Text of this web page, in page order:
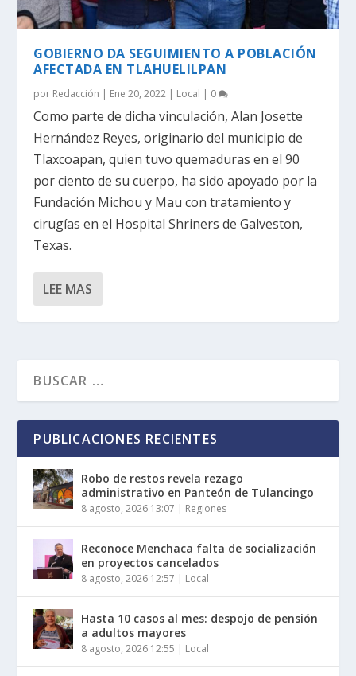
GOBIERNO DA SEGUIMIENTO A POBLACIÓN
AFECTADA EN TLAHUELILPAN
por Redacción | Ene 20, 2022 | Local | 0
Como parte de dicha vinculación, Alan Josette
Hernández Reyes, originario del municipio de
Tlaxcoapan, quien tuvo quemaduras en el 90
por ciento de su cuerpo, ha sido apoyado por la
Fundación Michou y Mau con tratamiento y
cirugías en el Hospital Shriners de Galveston,
Texas.
LEE MAS
PUBLICACIONES RECIENTES
Robo de restos revela rezago
administrativo en Panteón de Tulancingo
8 agosto, 2026 13:07 | Regiones
Reconoce Menchaca falta de socialización
en proyectos cancelados
8 agosto, 2026 12:57 | Local
Hasta 10 casos al mes: despojo de pensión
a adultos mayores
8 agosto, 2026 12:55 | Local